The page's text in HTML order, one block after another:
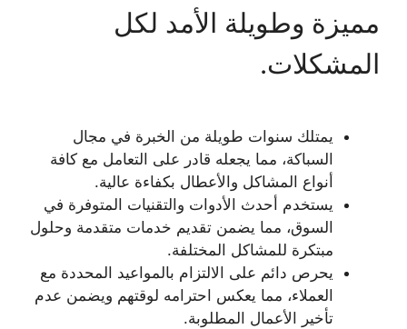
مميزة وطويلة الأمد لكل
المشكلات.
يمتلك سنوات طويلة من الخبرة في مجال
السباكة، مما يجعله قادر على التعامل مع كافة
أنواع المشاكل والأعطال بكفاءة عالية.
يستخدم أحدث الأدوات والتقنيات المتوفرة في
السوق، مما يضمن تقديم خدمات متقدمة وحلول
مبتكرة للمشاكل المختلفة.
يحرص دائم على الالتزام بالمواعيد المحددة مع
العملاء، مما يعكس احترامه لوقتهم ويضمن عدم
تأخير الأعمال المطلوبة.